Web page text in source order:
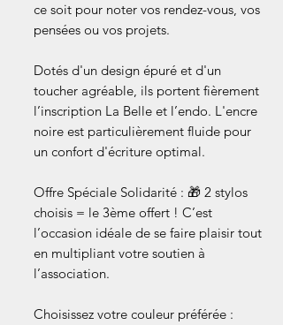
ce soit pour noter vos rendez-vous, vos
pensées ou vos projets.
Dotés d'un design épuré et d'un
toucher agréable, ils portent fièrement
l’inscription La Belle et l’endo. L'encre
noire est particulièrement fluide pour
un confort d'écriture optimal.
Offre Spéciale Solidarité : 🎁 2 stylos
choisis = le 3ème offert ! C’est
l’occasion idéale de se faire plaisir tout
en multipliant votre soutien à
l’association.
Choisissez votre couleur préférée :